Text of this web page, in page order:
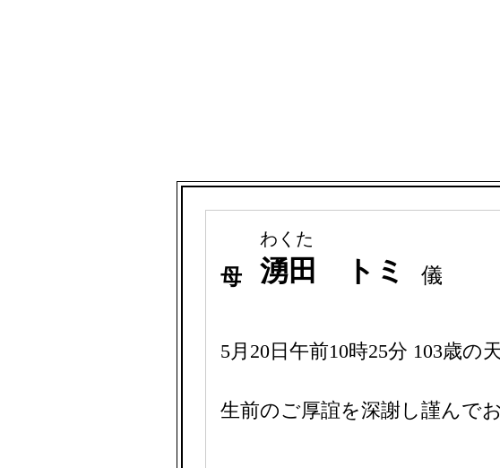
わくた
母 湧田 トミ 儀
5月20日午前10時25分 103歳の
生前のご厚誼を深謝し謹んで